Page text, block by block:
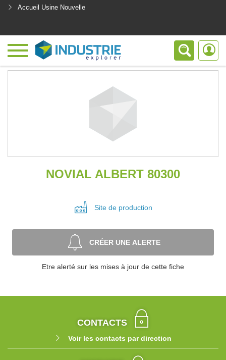
Accueil Usine Nouvelle
NOVIAL ALBERT 80300
Site de production
CRÉER UNE ALERTE
Etre alerté sur les mises à jour de cette fiche
CONTACTS
Voir les contacts par direction